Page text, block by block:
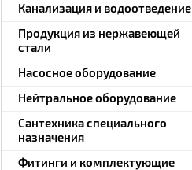
Канализация и водоотведение
Продукция из нержавеющей
стали
Насосное оборудование
Нейтральное оборудование
Сантехника специального
назначения
Фитинги и комплектующие